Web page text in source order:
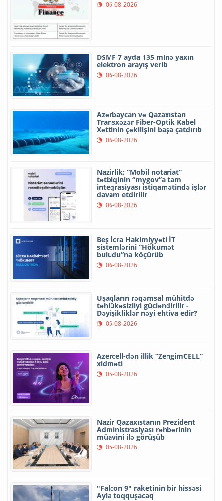
06-08-2026
DSMF 7 ayda 135 minə yaxın
elektron arayış verib
06-08-2026
Azərbaycan və Qazaxıstan
Transxəzər Fiber-Optik Kabel
Xəttinin çəkilişini başa çatdırıb
06-08-2026
Nazirlik: “Mobil notariat”
tətbiqinin “mygov”a tam
inteqrasiyası istiqamətində işlər
davam etdirilir
06-08-2026
Beş İcra Hakimiyyəti İT
sistemlərini “Hökumət
buludu”na köçürüb
06-08-2026
Uşaqların rəqəmsal mühitdə
təhlükəsizliyi gücləndirilir -
Dəyişikliklər nəyi ehtiva edir?
05-08-2026
Azercell-dən illik “ZengimCELL”
xidməti
05-08-2026
Nazir Qazaxıstanın Prezident
Administrasiyası rəhbərinin
müavini ilə görüşüb
05-08-2026
"Falcon 9" raketinin bir hissəsi
Ayla toqquşacaq